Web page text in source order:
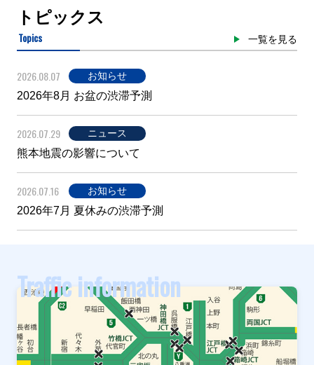
トピックス
Topics 一覧を見る
2026.08.07 お知らせ
2026年8月 お盆の渋滞予測
2026.07.29 ニュース
熊本地震の影響について
2026.07.16 お知らせ
2026年7月 夏休みの渋滞予測
Traffic information